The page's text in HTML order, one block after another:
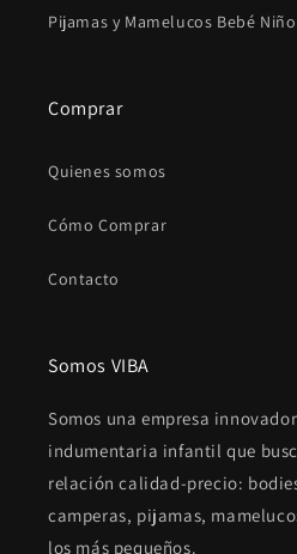
Pijamas y Mamelucos Bebé Niño
Comprar
Quienes somos
Cómo Comprar
Contacto
Somos VIBA
Somos una empresa
indumentaria infantil que
relación calidad-precio:
camperas, pijamas,
los más pequeños.